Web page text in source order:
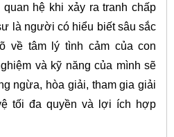
hệ khi xảy ra tranh chấp
là người có hiểu biết sâu sắc
về tâm lý tình cảm của con
và kỹ năng của mình sẽ
ngừa, hòa giải, tham gia giải
tối đa quyền và lợi ích hợp